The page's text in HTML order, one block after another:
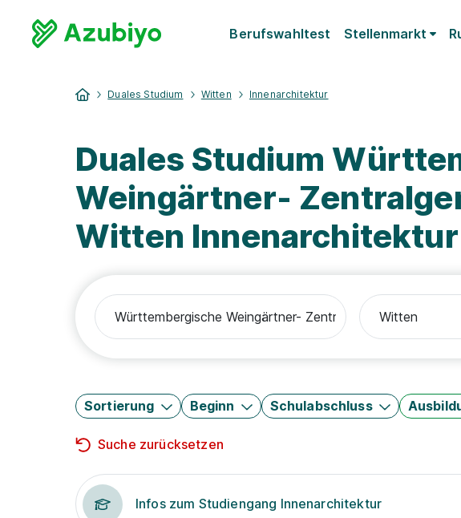
Berufswahltest Stellenmarkt
Duales Studium Witten Innenarchitektur
Duales Studium
Weingärtner-
Witten Innenarchitektur
Sortierung Beginn Schulabschluss
Suche zurücksetzen
Infos zum Studiengang Innenarchitektur